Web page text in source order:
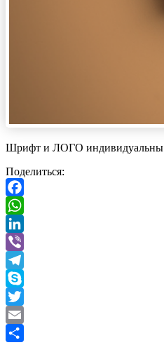
Шрифт и ЛОГО индивидуальны
Поделиться:
Facebook
WhatsApp
LinkedIn
Viber
Telegram
Skype
Twitter
Email